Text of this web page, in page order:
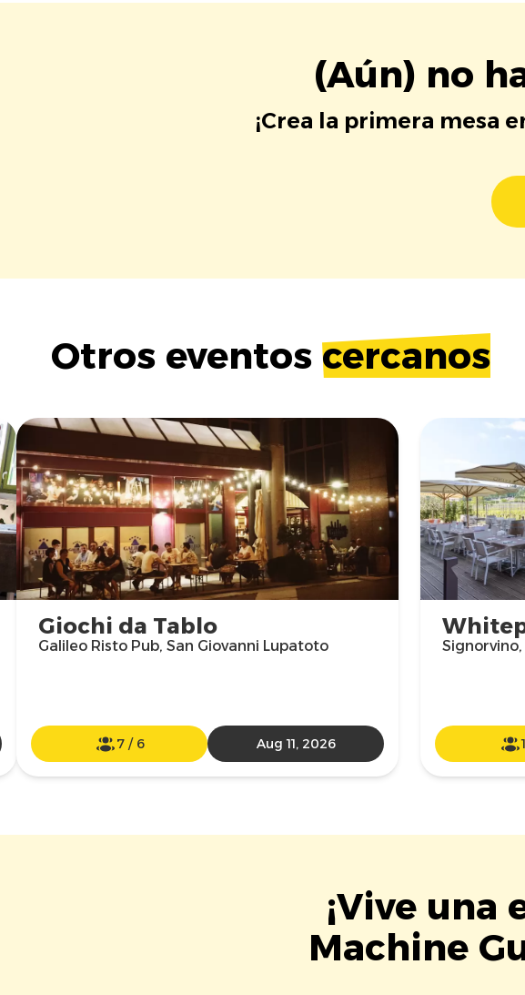
(Aún) no
¡Crea la primera mesa
Otros eventos cercanos
1
Giochi da Tablo
Galileo Risto Pub, San Giovanni Lupatoto
7/ 6 Aug 11, 2026
¡Vive una
Machine